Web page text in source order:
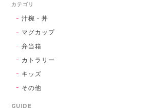
カテゴリ
汁椀・丼
マグカップ
弁当箱
カトラリー
キッズ
その他
GUIDE